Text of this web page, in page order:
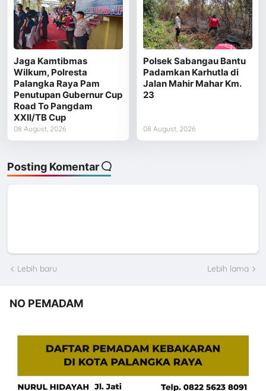
Jaga Kamtibmas
Wilkum, Polresta
Palangka Raya Pam
Penutupan Gubernur Cup
Road To Pangdam
XXII/TB Cup
08 August, 2026
Polsek Sabangau Bantu
Padamkan Karhutla di
Jalan Mahir Mahar Km.
23
08 August, 2026
Posting Komentar
Lebih baru Lebih lama
NO PEMADAM